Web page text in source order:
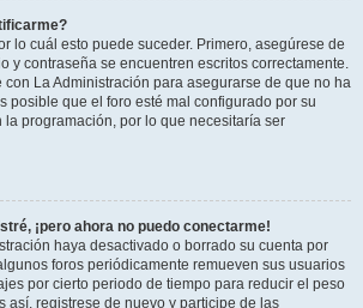
lo cuál esto puede suceder. Primero, asegúrese de
y contraseña se encuentren escritos correctamente.
La Administración para asegurarse de que no ha
posible que el foro esté mal configurado por su
la programación, por lo que necesitaría ser
¡pero ahora no puedo conectarme!
haya desactivado o borrado su cuenta por
foros periódicamente remueven sus usuarios
por cierto periodo de tiempo para reducir el peso
así, registrese de nuevo y participe de las